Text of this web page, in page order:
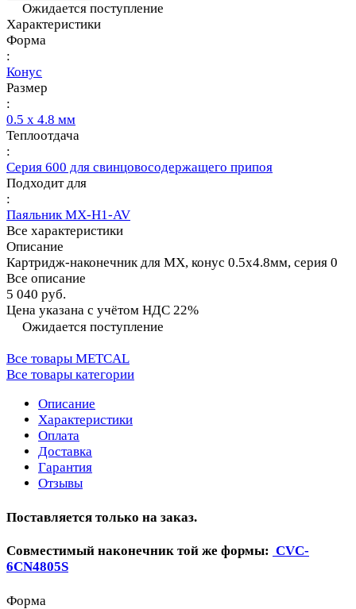
Ожидается поступление
Характеристики
Форма
:
Конус
Размер
:
0.5 х 4.8 мм
Теплоотдача
:
Серия 600 для свинцовосодержащего припоя
Подходит для
:
Паяльник MX-H1-AV
Все характеристики
Описание
Картридж-наконечник для MX, конус 0.5х4.8мм, серия 0
Все описание
5 040 руб.
Цена указана с учётом НДС 22%
Ожидается поступление
Все товары METCAL
Все товары категории
Описание
Характеристики
Оплата
Доставка
Гарантия
Отзывы
Поставляется только на заказ.
Совместимый наконечник той же формы: CVC-
6CN4805S
Форма